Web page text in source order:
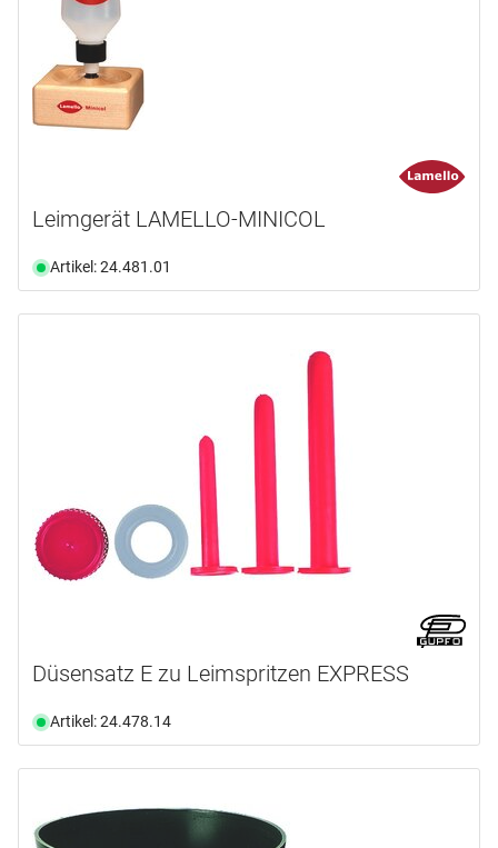
Leimgerät LAMELLO-MINICOL
Artikel: 24.481.01
Düsensatz E zu Leimspritzen EXPRESS
Artikel: 24.478.14